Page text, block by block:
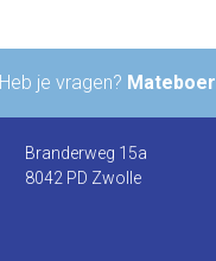
Heb je vragen? Mateboer
Branderweg 15a
8042 PD Zwolle